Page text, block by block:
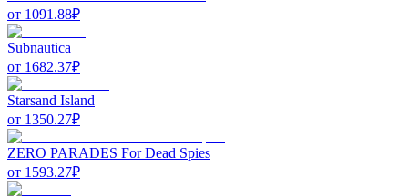
от 1091.88₽
Subnautica
от 1682.37₽
Starsand Island
от 1350.27₽
ZERO PARADES For Dead Spies
от 1593.27₽